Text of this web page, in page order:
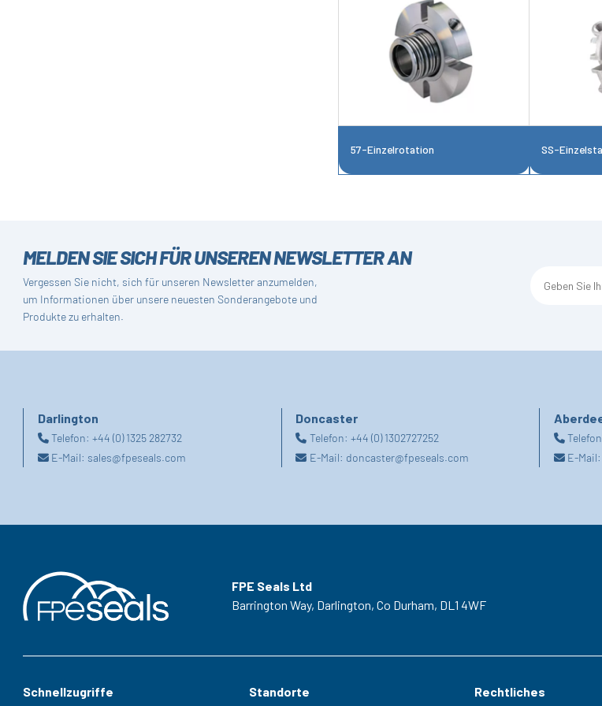
57-Einzelrotation SS-
MELDEN SIE SICH FÜR UNSEREN NEWSLETTER AN
Vergessen Sie nicht, sich für unseren Newsletter anzumelden,
um Informationen über unsere neuesten Sonderangebote und
Produkte zu erhalten.
Darlington
Telefon:+44 (0) 1325 282732
E-Mail: sales@fpeseals.com
Doncaster
Telefon: +44 (0) 1302727252
E-Mail: doncaster@fpeseals.com
E-Mail:
FPE Seals Ltd
Barrington Way, Darlington, Co Durham, DL1 4WF
Schnellzugriffe Standorte Rechtliches